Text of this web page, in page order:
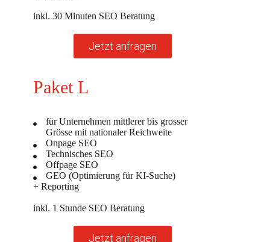
inkl. 30 Minuten SEO Beratung
Jetzt anfragen
Paket L
für Unternehmen mittlerer bis grosser
Grösse mit nationaler Reichweite
Onpage SEO
Technisches SEO
Offpage SEO
GEO (Optimierung für KI-Suche)
+ Reporting
inkl. 1 Stunde SEO Beratung
Jetzt anfragen